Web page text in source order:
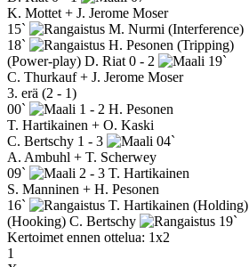
K. Mottet + J. Jerome Moser
15`
M. Nurmi (Interference)
18`
H. Pesonen (Tripping)
(Power-play) D. Riat 0 - 2
19`
C. Thurkauf + J. Jerome Moser
3. erä (2 - 1)
00`
1 - 2 H. Pesonen
T. Hartikainen + O. Kaski
C. Bertschy 1 - 3
04`
A. Ambuhl + T. Scherwey
09`
2 - 3 T. Hartikainen
S. Manninen + H. Pesonen
16`
T. Hartikainen (Holding)
(Hooking) C. Bertschy
19`
Kertoimet ennen ottelua: 1x2
1